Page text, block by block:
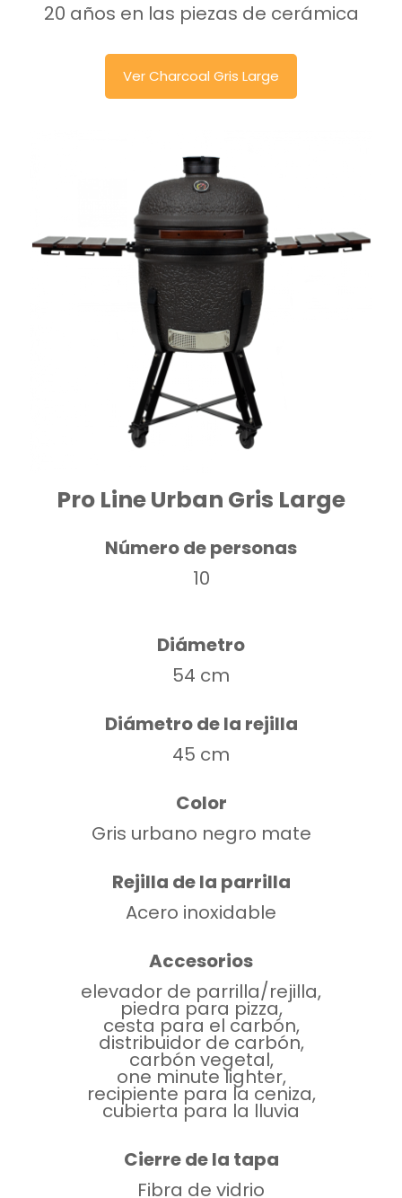
20 años en las piezas de cerámica
Ver Charcoal Gris Large
Pro Line Urban Gris Large
Número de personas
10
Diámetro
54 cm
Diámetro de la rejilla
45 cm
Color
Gris urbano negro mate
Rejilla de la parrilla
Acero inoxidable
Accesorios
elevador de parrilla/rejilla,
piedra para pizza,
cesta para el carbón,
distribuidor de carbón,
carbón vegetal,
one minute lighter,
recipiente para la ceniza,
cubierta para la lluvia
Cierre de la tapa
Fibra de vidrio